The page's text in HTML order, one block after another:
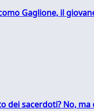
Gaglione, il
dei sacerdoti? No,